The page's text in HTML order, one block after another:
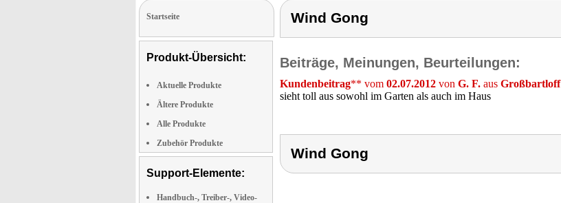
Startseite
Produkt-Übersicht:
Aktuelle Produkte
Ältere Produkte
Alle Produkte
Zubehör Produkte
Support-Elemente:
Handbuch-, Treiber-, Video-
Wind Gong
Beiträge, Meinungen, Beurteilungen:
Kundenbeitrag** vom 02.07.2012 von G. F. aus Großbartloff
sieht toll aus sowohl im Garten als auch im Haus
Wind Gong